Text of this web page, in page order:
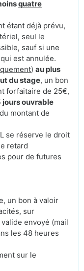
quatre
étant déjà prévu,
seul le
sauf si une
est annulée.
) au plus
du stage, un bon
forfaitaire de 25€,
jours ouvrable
montant de
se réserve le droit
retard
pour de futures
un bon à valoir
sur
envoyé (mail
les 48 heures
sur le